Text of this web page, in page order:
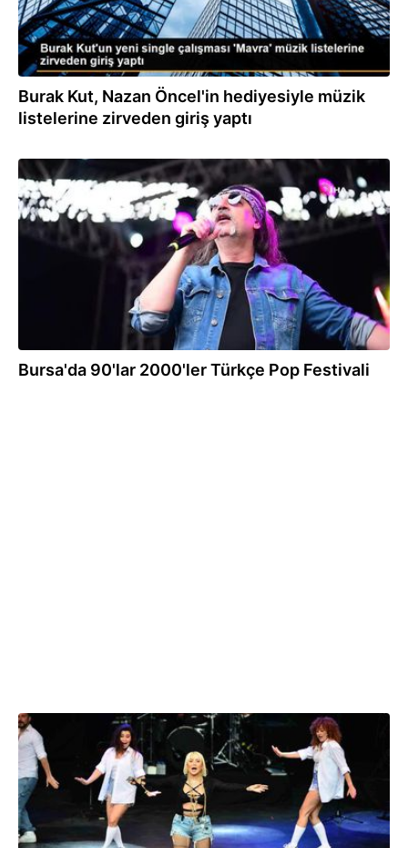
Burak Kut, Nazan Öncel'in hediyesiyle müzik
listelerine zirveden giriş yaptı
04.06.2023
Bursa'da 90'lar 2000'ler Türkçe Pop Festivali